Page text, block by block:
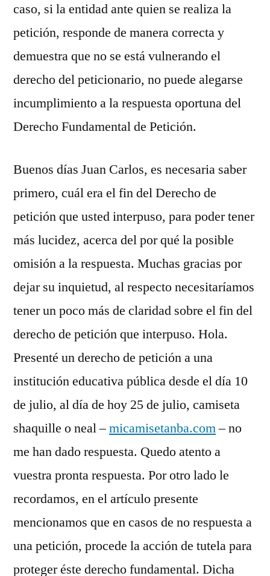
caso, si la entidad ante quien se realiza la
petición, responde de manera correcta y
demuestra que no se está vulnerando el
derecho del peticionario, no puede alegarse
incumplimiento a la respuesta oportuna del
Derecho Fundamental de Petición.
Buenos días Juan Carlos, es necesaria saber
primero, cuál era el fin del Derecho de
petición que usted interpuso, para poder tener
más lucidez, acerca del por qué la posible
omisión a la respuesta. Muchas gracias por
dejar su inquietud, al respecto necesitaríamos
tener un poco más de claridad sobre el fin del
derecho de petición que interpuso. Hola.
Presenté un derecho de petición a una
institución educativa pública desde el día 10
de julio, al día de hoy 25 de julio, camiseta
shaquille o neal –micamisetanba.com– no
me han dado respuesta. Quedo atento a
vuestra pronta respuesta. Por otro lado le
recordamos, en el artículo presente
mencionamos que en casos de no respuesta a
una petición, procede la acción de tutela para
proteger éste derecho fundamental. Dicha